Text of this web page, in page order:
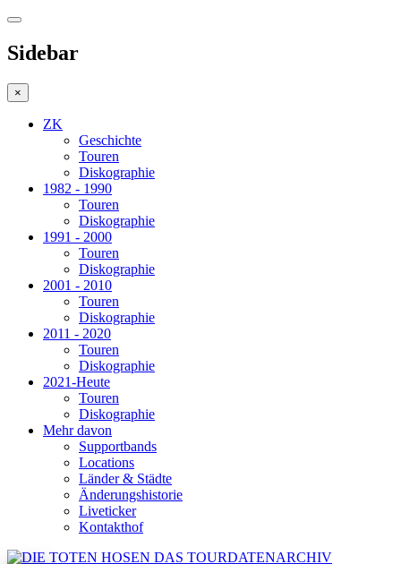
Sidebar
×
ZK
Geschichte
Touren
Diskographie
1982 - 1990
Touren
Diskographie
1991 - 2000
Touren
Diskographie
2001 - 2010
Touren
Diskographie
2011 - 2020
Touren
Diskographie
2021-Heute
Touren
Diskographie
Mehr davon
Supportbands
Locations
Länder & Städte
Änderungshistorie
Liveticker
Kontakthof